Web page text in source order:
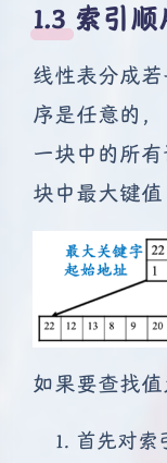
1.3 索引
线性表分成
序是任意的
一块中的所
块中最大键值
如果要查找值
首先对索